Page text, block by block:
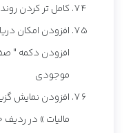
کامل تر کردن
افزودن امکان
افزودن دکمه "
موجودی
افزودن نمایش
مالیات » در